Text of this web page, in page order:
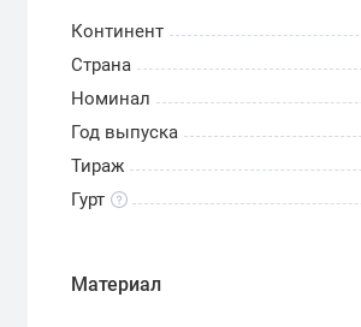
Континент
Страна
Номинал
Год выпуска
Тираж
Гурт
Материал